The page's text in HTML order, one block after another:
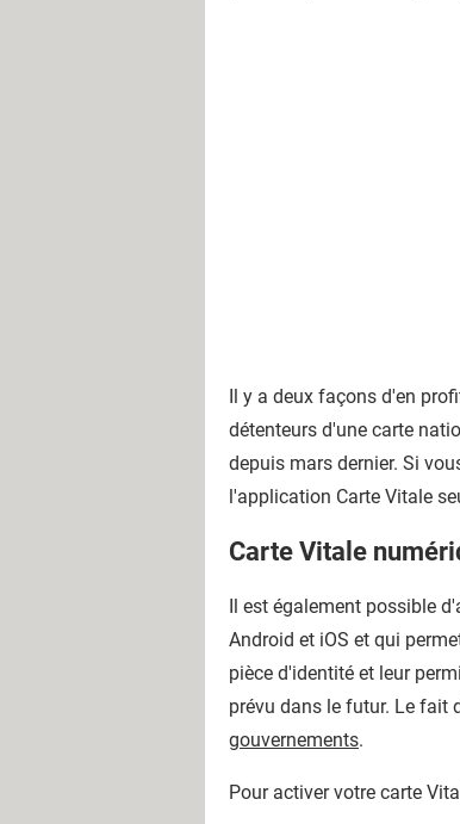
Il y a deux façons d'en
détenteurs d'une carte
depuis mars dernier. Si
l'application Carte Vitale
Carte Vitale
Il est également possible
Android et iOS et qui
pièce d'identité et leur
prévu dans le futur. Le fait
gouvernements.
Pour activer votre carte